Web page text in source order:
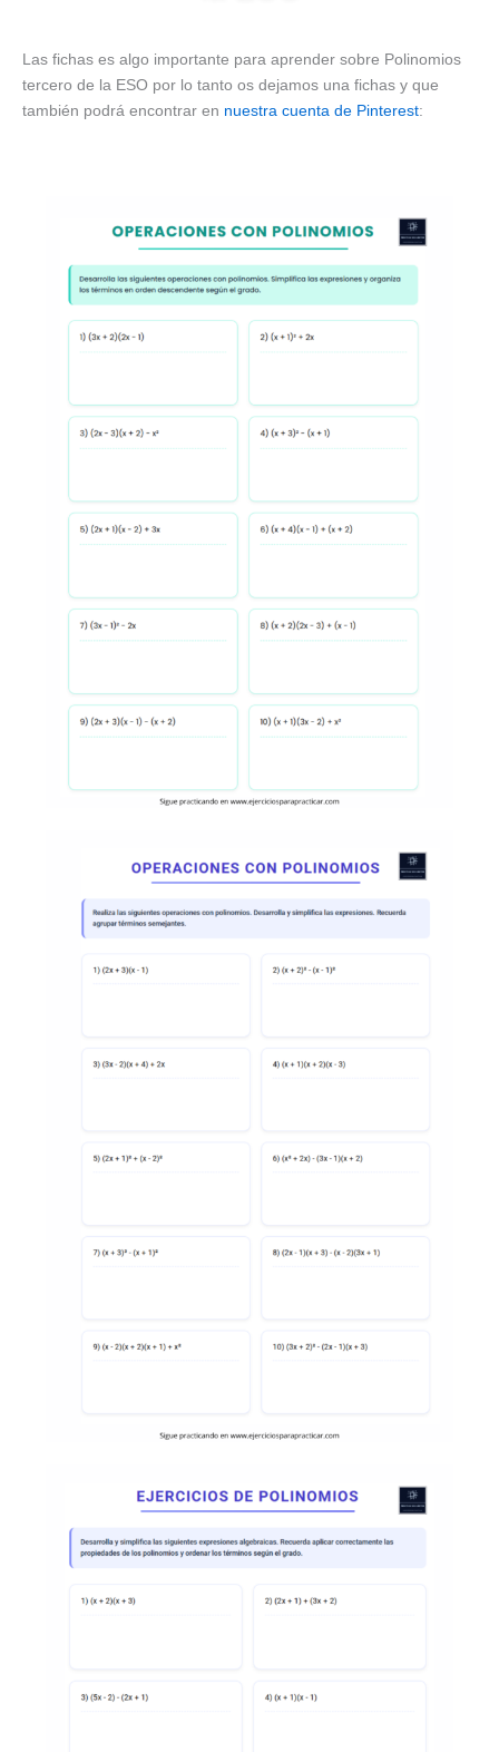
Las fichas es algo importante para aprender sobre Polinomios
tercero de la ESO por lo tanto os dejamos una fichas y que
también podrá encontrar en nuestra cuenta de Pinterest: